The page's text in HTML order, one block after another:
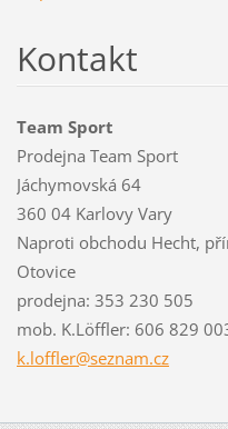
Kontakt
Team Sport
Prodejna Team Sport
Jáchymovská 64
360 04 Karlovy Vary
Naproti obchodu Hecht,
Otovice
prodejna: 353 230 505
mob. K.Löffler: 606 829
k.loffler@seznam.cz